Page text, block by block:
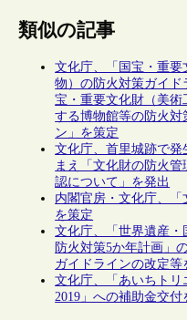
類似の記事
文化庁、「国宝・重要
物）の防火対策ガイド
宝・重要文化財（美術
する博物館等の防火対
ン」を策定
文化庁、首里城跡で発
まえ「文化財の防火
認について」を発出
内閣官房・文化庁、「
を策定
文化庁、「世界遺産・
防火対策5か年計画」
ガイドラインの改定等
文化庁、「あいちトリ
2019」への補助金交付